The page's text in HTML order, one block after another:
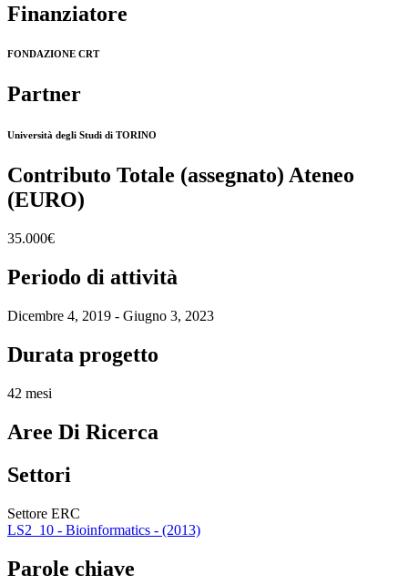
Finanziatore
FONDAZIONE CRT
Partner
Università degli Studi di TORINO
Contributo Totale (assegnato) Ateneo
(EURO)
35.000€
Periodo di attività
Dicembre 4, 2019 - Giugno 3, 2023
Durata progetto
42 mesi
Aree Di Ricerca
Settori
Settore ERC
LS2_10 - Bioinformatics - (2013)
Parole chiave